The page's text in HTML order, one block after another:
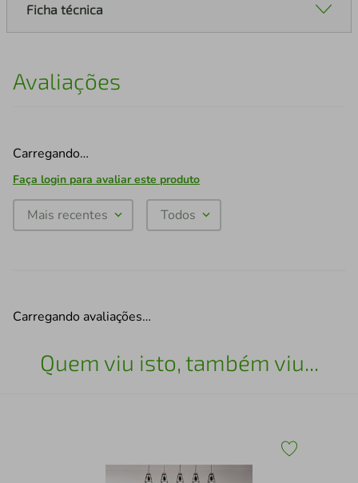
Ficha técnica
Avaliações
Carregando…
Faça login para avaliar este produto
Mais recentes Todos
Carregando avaliações…
Quem viu isto, também viu...